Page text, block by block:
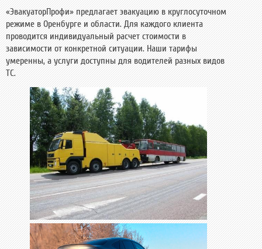
«ЭвакуаторПрофи» предлагает эвакуацию в круглосуточном
режиме в Оренбурге и области. Для каждого клиента
проводится индивидуальный расчет стоимости в
зависимости от конкретной ситуации. Наши тарифы
умеренны, а услуги доступны для водителей разных видов
ТС.